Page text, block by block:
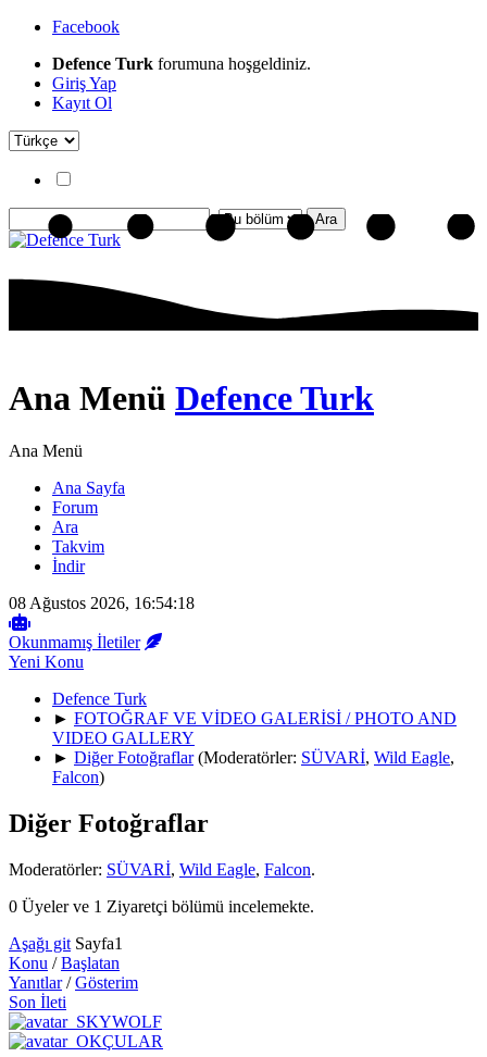
Facebook
Defence Turk forumuna hoşgeldiniz.
Giriş Yap
Kayıt Ol
Ana Menü Defence Turk
Ana Menü
Ana Sayfa
Forum
Ara
Takvim
İndir
08 Ağustos 2026, 16:54:18
Okunmamış İletiler
Yeni Konu
Defence Turk
► FOTOĞRAF VE VİDEO GALERİSİ / PHOTO AND
VIDEO GALLERY
► Diğer Fotoğraflar (Moderatörler: SÜVARİ, Wild Eagle,
Falcon)
Diğer Fotoğraflar
Moderatörler: SÜVARİ, Wild Eagle, Falcon.
0 Üyeler ve 1 Ziyaretçi bölümü incelemekte.
Aşağı git Sayfa1
Konu /Başlatan
Yanıtlar/Gösterim
Son İleti